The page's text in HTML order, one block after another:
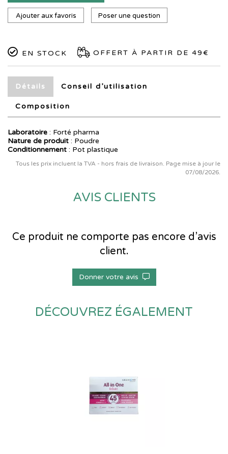
Ajouter aux favoris Poser une question
EN STOCK OFFERT À PARTIR DE 49€
Détails Conseil d’utilisation
Composition
Laboratoire : Forté pharma
Nature de produit : Poudre
Conditionnement : Pot plastique
Tous les prix incluent la TVA - hors frais de livraison. Page mise à jour le
07/08/2026.
AVIS CLIENTS
Ce produit ne comporte pas encore d’avis
client.
Donner votre avis
DÉCOUVREZ ÉGALEMENT